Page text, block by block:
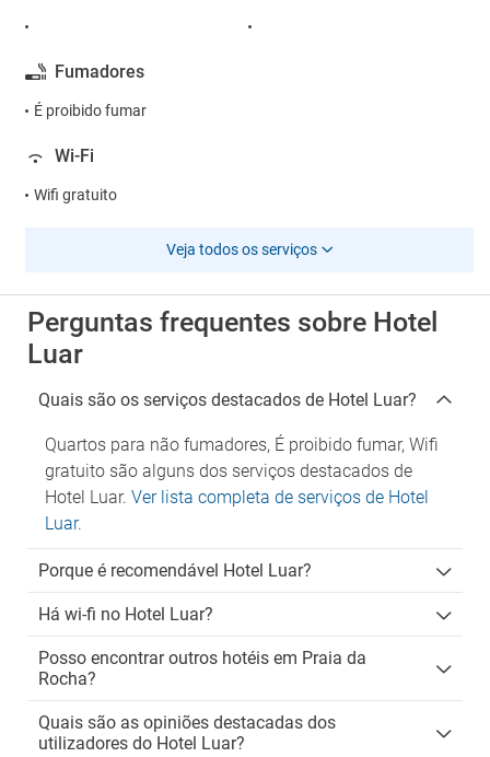
Fumadores
É proibido fumar
Wi-Fi
Wifi gratuito
Veja todos os serviços
Perguntas frequentes sobre Hotel
Luar
Quais são os serviços destacados de Hotel Luar?
Quartos para não fumadores, É proibido fumar, Wifi
gratuito são alguns dos serviços destacados de
Hotel Luar. Ver lista completa de serviços de Hotel
Luar.
Porque é recomendável Hotel Luar?
Há wi-fi no Hotel Luar?
Posso encontrar outros hotéis em Praia da
Rocha?
Quais são as opiniões destacadas dos
utilizadores do Hotel Luar?